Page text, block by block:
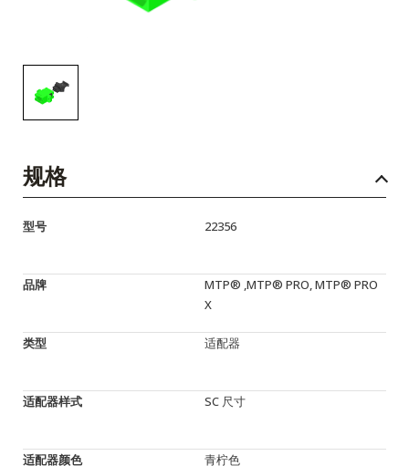
规格
型号 22356
品牌
MTP® ,MTP® PRO, MTP® PRO
X
类型 适配器
适配器样式 SC 尺寸
适配器颜色 青柠色